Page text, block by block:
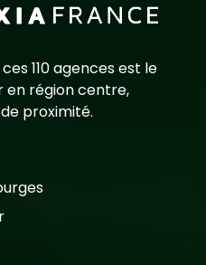
110 agences est le
en région centre,
proximité.